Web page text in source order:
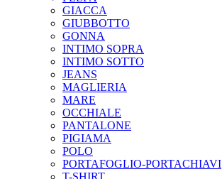
GIACCA
GIUBBOTTO
GONNA
INTIMO SOPRA
INTIMO SOTTO
JEANS
MAGLIERIA
MARE
OCCHIALE
PANTALONE
PIGIAMA
POLO
PORTAFOGLIO-PORTACHIAVI
T-SHIRT